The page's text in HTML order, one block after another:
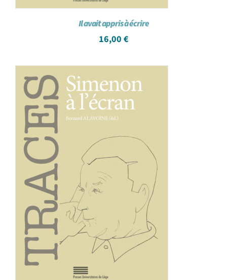
Il avait appris à écrire
16,00 €